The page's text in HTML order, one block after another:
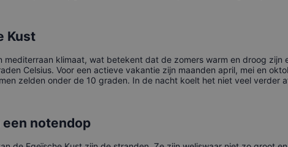
Kust
mediterraan klimaat, wat betekent dat de zomers warm en droog
Celsius. Voor een actieve vakantie zijn maanden april, mei en
zelden onder de 10 graden. In de nacht koelt het niet veel verder
een notendop